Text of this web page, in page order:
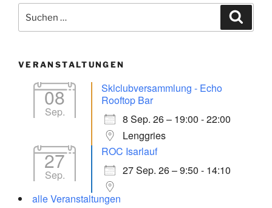
nach:
VERANSTALTUNGEN
08
Sep.
Sklclubversammlung - Echo
Rooftop Bar
8 Sep. 26 – 19:00 - 22:00
Lenggries
27
Sep.
ROC Isarlauf
27 Sep. 26 – 9:50 - 14:10
alle Veranstaltungen